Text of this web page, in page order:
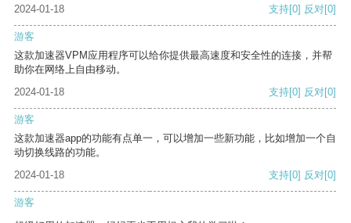
2024-01-18 支持[0] 反对[0]
游客
这款加速器VPM应用程序可以给你提供最高速度和安全性的连接，并帮
助你在网络上自由移动。
2024-01-18
支持[0] 反对[0]
游客
这款加速器app的功能有点单一，可以增加一些新功能，比如增加一个自
动切换线路的功能。
2024-01-18
支持[0] 反对[0]
游客